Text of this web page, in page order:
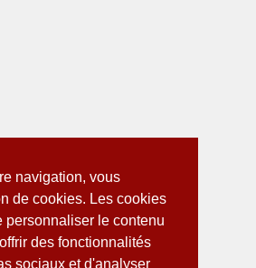
navigation, vous
de cookies. Les cookies
personnaliser le contenu
des fonctionnalités
sociaux et d'analyser